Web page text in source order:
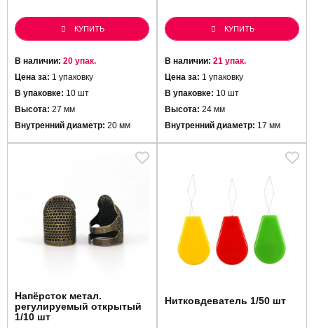
КУПИТЬ
В наличии: 20 упак.
Цена за: 1 упаковку
В упаковке: 10 шт
Высота: 27 мм
Внутренний диаметр: 20 мм
КУПИТЬ
В наличии: 21 упак.
Цена за: 1 упаковку
В упаковке: 10 шт
Высота: 24 мм
Внутренний диаметр: 17 мм
Напёрсток метал.
регулируемый открытый
1/10 шт
Нитковдеватель 1/50 шт